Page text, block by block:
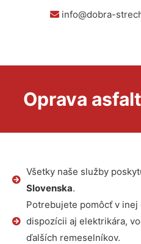
info@dobra-
Oprava
Všetky naše služby
Slovenska.
Potrebujete pomôcť v inej
dispozícii aj elektrikára,
ďalších remeselníkov.